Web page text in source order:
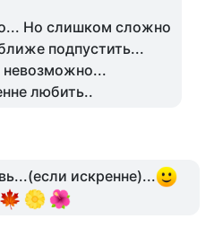
Но слишком сложно
подпустить...
невозможно...
любить..
искренне)...